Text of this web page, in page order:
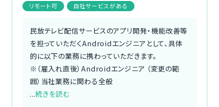
リモート可 自社サービスがある
民放テレビ配信サービスのアプリ開発・機能改善等
を担っていただくAndroidエンジニアとして、具体
的に以下の業務に携わっていただきます。
※（雇入れ直後）Androidエンジニア （変更の範
囲）当社業務に関わる全般
...続きを読む